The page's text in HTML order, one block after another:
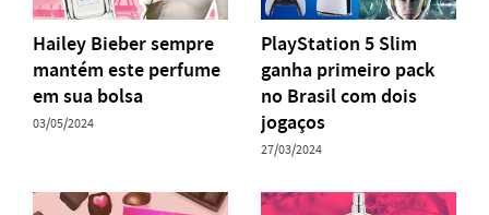
Hailey Bieber sempre
mantém este perfume
em sua bolsa
03/05/2024
PlayStation 5 Slim
ganha primeiro pack
no Brasil com dois
jogaços
27/03/2024